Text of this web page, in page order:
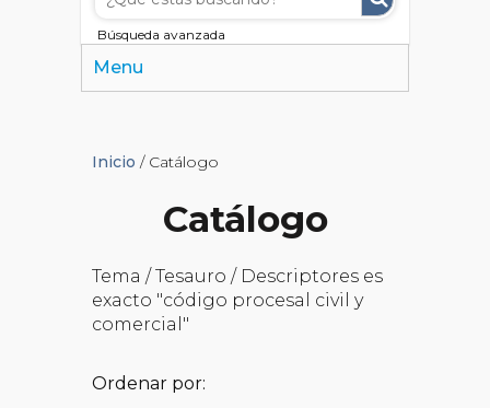
Búsqueda avanzada
Menu
Inicio / Catálogo
Catálogo
Tema / Tesauro / Descriptores es
exacto "código procesal civil y
comercial"
Ordenar por: